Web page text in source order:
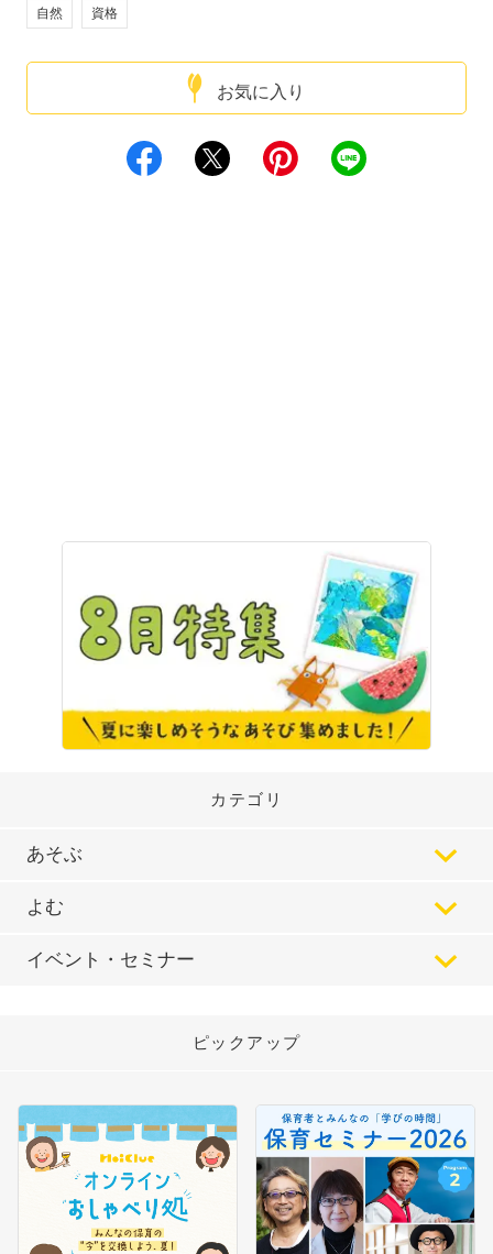
お気に入り
自然 資格
カテゴリ
あそぶ
よむ
イベント・セミナー
ピックアップ